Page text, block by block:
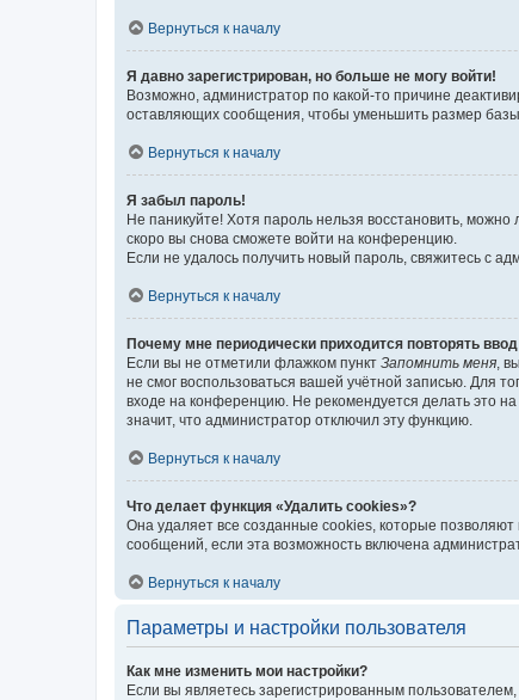
Вернуться к началу
Я давно зарегистрирован, но больше не могу войти!
Возможно, администратор по какой-то причине
оставляющих сообщения, чтобы уменьшить размер базы
Вернуться к началу
Я забыл пароль!
Не паникуйте! Хотя пароль нельзя восстановить,
скоро вы снова сможете войти на конференцию.
Если не удалось получить новый пароль, свяжитесь с
Вернуться к началу
Почему мне периодически приходится повторять
Если вы не отметили флажком пункт Запомнить меня,
не смог воспользоваться вашей учётной записью. Для
входе на конференцию. Не рекомендуется делать это
значит, что администратор отключил эту функцию.
Вернуться к началу
Что делает функция «Удалить cookies»?
Она удаляет все созданные cookies, которые
сообщений, если эта возможность включена
Вернуться к началу
Параметры и настройки пользователя
Как мне изменить мои настройки?
Если вы являетесь зарегистрированным